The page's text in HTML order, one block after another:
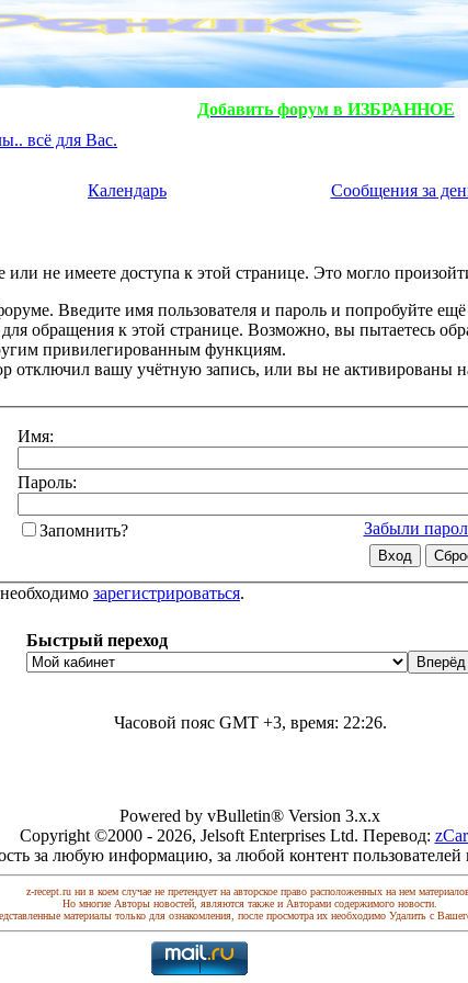
Добавить форум в ИЗБРАННОЕ
всё для Вас.
Календарь Сообщения за
не имеете доступа к этой странице. Это могло
Введите имя пользователя и пароль и попробуйте ещё
обращения к этой странице. Возможно, вы пытаетесь
привилегированным функциям.
отключил вашу учётную запись, или вы не активированы
Имя:
Пароль:
Забыли
Запомнить?
зарегистрироваться.
Быстрый переход
Часовой пояс GMT +3, время: 22:26.
Powered by vBulletin® Version 3.x.x
Copyright ©2000 - 2026, Jelsoft Enterprises Ltd. Перевод:
за любую информацию, за любой контент
z-recept.ru ни в коем случае не претендует на авторское право расположенных на нем
Но многие Авторы новостей, являются также и Авторами содержимого новости.
материалы только для ознакомления, после просмотра их необходимо Удалить с